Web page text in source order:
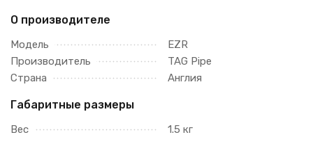
О производителе
Модель
EZR
Производитель
TAG Pipe
Страна
Англия
Габаритные размеры
Вес 1.5 кг